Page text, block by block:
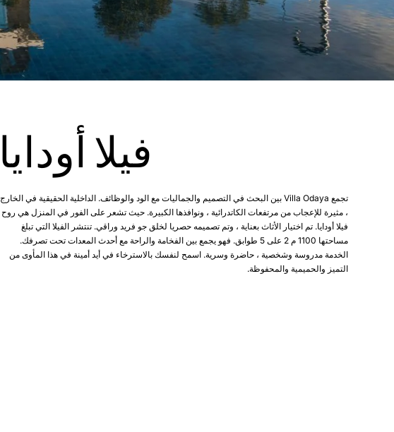
فيلا أودايا
تجمع Villa Odaya بين البحث في التصميم والجماليات مع الود والوظائف. الداخلية الحقيقية في الخارج
، مثيرة للإعجاب من مرتفعات الكاتدرائية ، ونوافذها الكبيرة. حيث تشعر على الفور في المنزل هي روح
فيلا أودايا. تم اختيار الأثاث بعناية ، وتم تصميمه حصريا لخلق جو فريد وراقي. تنتشر الفيلا التي تبلغ
مساحتها 1100 م 2 على 5 طوابق. فهو يجمع بين الفخامة والراحة مع أحدث المعدات تحت تصرفك.
الخدمة مدروسة وشخصية ، حاضرة وسرية. اسمح لنفسك بالاسترخاء في أيد أمينة في هذا المأوى من
التميز والحميمية والمحفوظة.